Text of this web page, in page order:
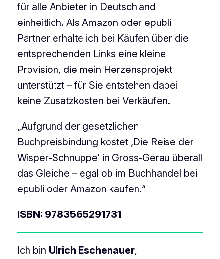
für alle Anbieter in Deutschland
einheitlich. Als Amazon oder epubli
Partner erhalte ich bei Käufen über die
entsprechenden Links eine kleine
Provision, die mein Herzensprojekt
unterstützt – für Sie entstehen dabei
keine Zusatzkosten bei Verkäufen.
„Aufgrund der gesetzlichen
Buchpreisbindung kostet ‚Die Reise der
Wisper-Schnuppe‘ in Gross-Gerau überall
das Gleiche – egal ob im Buchhandel bei
epubli oder Amazon kaufen.“
ISBN: 9783565291731
Ich bin Ulrich Eschenauer,